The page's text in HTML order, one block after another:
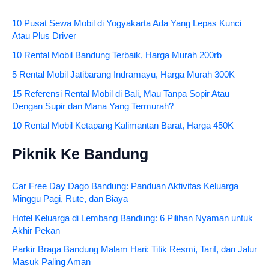
10 Pusat Sewa Mobil di Yogyakarta Ada Yang Lepas Kunci
Atau Plus Driver
10 Rental Mobil Bandung Terbaik, Harga Murah 200rb
5 Rental Mobil Jatibarang Indramayu, Harga Murah 300K
15 Referensi Rental Mobil di Bali, Mau Tanpa Sopir Atau
Dengan Supir dan Mana Yang Termurah?
10 Rental Mobil Ketapang Kalimantan Barat, Harga 450K
Piknik Ke Bandung
Car Free Day Dago Bandung: Panduan Aktivitas Keluarga
Minggu Pagi, Rute, dan Biaya
Hotel Keluarga di Lembang Bandung: 6 Pilihan Nyaman untuk
Akhir Pekan
Parkir Braga Bandung Malam Hari: Titik Resmi, Tarif, dan Jalur
Masuk Paling Aman